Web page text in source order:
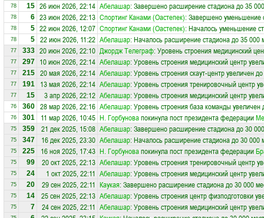
78 15 26 июн 2026, 22:14 Абелашар: Завершено расширение стадиона до 35
78 6 23 июн 2026, 22:13 Спортинг Канами (Оастепек): Завершено уменьшение
78 5 22 июн 2026, 12:07 Спортинг Канами (Оастепек): Началось уменьшение
78 5 22 июн 2026, 11:22 Абелашар: Началось расширение стадиона до 35 000
77 333 20 июн 2026, 22:10 Джордж Телеграф: Уровень строения медицинский
77 297 10 июн 2026, 22:14 Абелашар: Уровень строения медицинский центр
77 215 20 мая 2026, 22:14 Абелашар: Уровень строения скаут-центр увеличен
77 191 13 мая 2026, 22:14 Абелашар: Уровень строения тренировочный центр
77 15 3 апр 2026, 22:12 Абелашар: Уровень строения медицинский центр
76 360 28 мар 2026, 22:16 Абелашар: Уровень строения база команды увеличен
76 301 11 мар 2026, 10:45 Н. Горбуновапокинула пост президента федерации
75 359 21 дек 2025, 15:08 Абелашар: Завершено расширение стадиона до 30
75 347 16 дек 2025, 23:30 Абелашар: Началось расширение стадиона до 30 000
75 225 16 ноя 2025, 17:43 Н. Горбуновапокинула пост президента федерации
75 99 20 окт 2025, 22:13 Абелашар: Уровень строения тренировочный центр
75 24 1 окт 2025, 22:11 Абелашар: Уровень строения медицинский центр
75 20 29 сен 2025, 22:11 Каукая: Завершено расширение стадиона до 30 000
75 14 25 сен 2025, 22:13 Абелашар: Уровень строения центр физподготовки
75 7 24 сен 2025, 22:11 Абелашар: Уровень строения медицинский центр